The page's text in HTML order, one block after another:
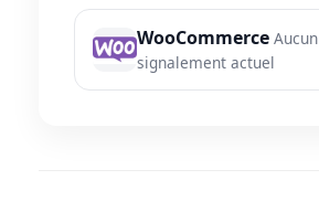
WooCommerce Aucun
signalement actuel